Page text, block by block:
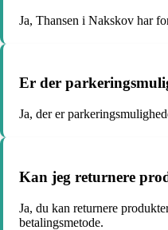
Ja, Thansen i Nakskov har
Er der
Ja, der er
Kan jeg returnere
Ja, du kan returnere
betalingsmetode.